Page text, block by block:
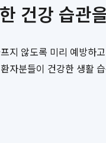
건강 습관
지 않도록 미리 예방
자분들이 건강한 생활